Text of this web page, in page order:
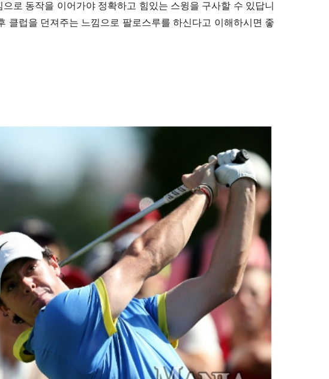
로 동작을 이어가야 정확하고 힘있는 스윙을 구사할 수 있답니
클럽을 던져주는 느낌으로 팔로스루를 하신다고 이해하시면 좋